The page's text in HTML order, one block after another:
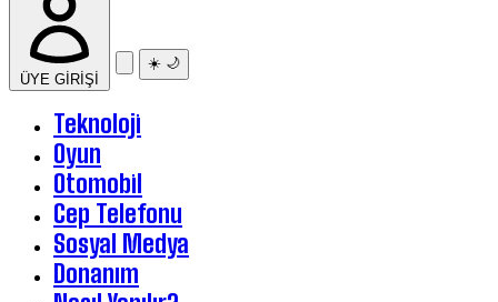
ÜYE GİRİŞİ
☀️ 🌙
Teknoloji
Oyun
Otomobil
Cep Telefonu
Sosyal Medya
Donanım